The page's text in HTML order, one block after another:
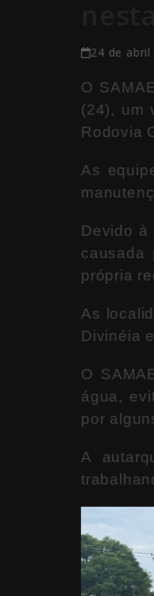
24 de abril
O
(24), um
Rodovia
As
Devido
causada
própria
As
Divinéia
O
água,
por
A